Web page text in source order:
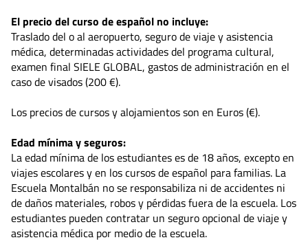
El precio del curso de español no incluye:
Traslado del o al aeropuerto, seguro de viaje y asistencia
médica, determinadas actividades del programa cultural,
examen final SIELE GLOBAL, gastos de administración en el
caso de visados (200 €).
Los precios de cursos y alojamientos son en Euros (€).
Edad mínima y seguros:
La edad mínima de los estudiantes es de 18 años, excepto en
viajes escolares y en los cursos de español para familias. La
Escuela Montalbán no se responsabiliza ni de accidentes ni
de daños materiales, robos y pérdidas fuera de la escuela. Los
estudiantes pueden contratar un seguro opcional de viaje y
asistencia médica por medio de la escuela.